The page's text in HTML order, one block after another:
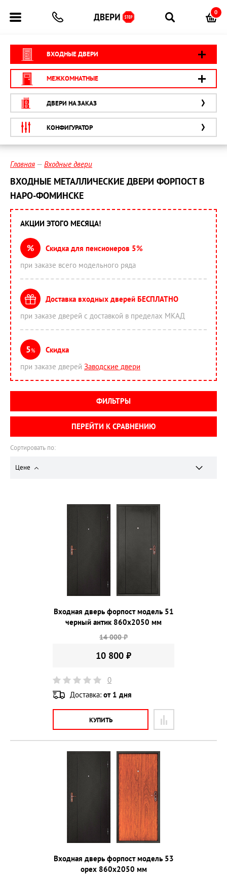
0
ВХОДНЫЕ ДВЕРИ
МЕЖКОМНАТНЫЕ
ДВЕРИ НА ЗАКАЗ
КОНФИГУРАТОР
Главная Входные двери
ВХОДНЫЕ МЕТАЛЛИЧЕСКИЕ ДВЕРИ ФОРПОСТ В
НАРО-ФОМИНСКЕ
Сортировать по:
Цене
Входная дверь форпост модель 51
черный антик 860х2050 мм
14 000 ₽
10 800 ₽
0
Доставка: от 1 дня
КУПИТЬ
Входная дверь форпост модель 53
орех 860х2050 мм
АКЦИИ ЭТОГО МЕСЯЦА!
%
Скидка для пенсионеров 5%
при заказе всего модельного ряда
Доставка входных дверей БЕСПЛАТНО
при заказе дверей с доставкой в пределах МКАД
5%
Скидка
при заказе дверей Заводские двери
ФИЛЬТРЫ
ПЕРЕЙТИ К СРАВНЕНИЮ